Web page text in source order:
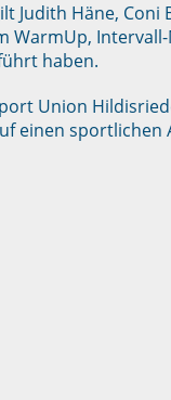
Judith Häne,
WarmUp,
haben.
Union
einen